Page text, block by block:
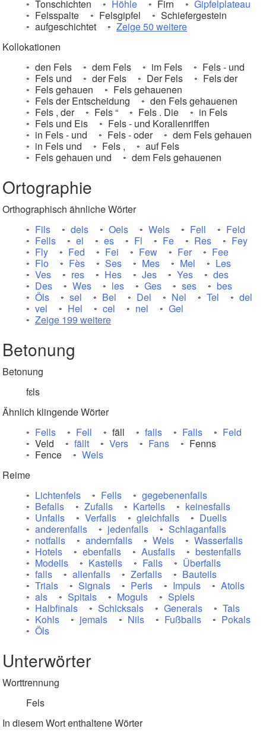
Tonschichten
Höhle Firn
Gipfelplateau
Felsspalte
Felsgipfel
Schiefergestein
aufgeschichtet
Zeige 50 weitere
Kollokationen
den Fels
dem Fels im Fels
Fels - und
Fels und
der Fels Der Fels
Fels der
Fels gehauen
Fels gehauenen
Fels der Entscheidung
den Fels gehauenen
Fels , der
Fels “ Fels . Die
in Fels
Fels und Eis
Fels - und Korallenriffen
in Fels - und
Fels - oder
dem Fels gehauen
in Fels und
Fels ,
auf Fels
Fels gehauen und
dem Fels gehauenen
Ortographie
Orthographisch ähnliche Wörter
Fils
dels Oels Wels Fell
Feld
Fells
el es Fl Fe Res
Fey
Fly
Fed Fei Few Fer
Fee
Flo
Fès Ses Mes Mel
Les
Ves
res Hes Jes Yes
des
Des
Wes les Ges ses
bes
Öls
sel Bel Del Nel Tel
del
vel
Hel cel nel
Gel
Zeige 199 weitere
Betonung
Betonung
fɛls
Ähnlich klingende Wörter
Fells
Fell fäll falls Falls
Feld
Veld
fällt Vers Fans
Fenns
Fence
Wels
Reime
Lichtenfels
Fells
gegebenenfalls
Befalls
Zufalls Kartells
keinesfalls
Unfalls
Verfalls gleichfalls
Duells
anderenfalls
jedenfalls
Schlaganfalls
notfalls
andernfalls Wels
Wasserfalls
Hotels
ebenfalls Ausfalls
bestenfalls
Modells
Kastells Falls
Überfalls
falls
allenfalls Zerfalls
Bauteils
Trials
Signals Perls Impuls
Atolls
als
Spitals Moguls
Spiels
Halbfinals
Schicksals Generals
Tals
Kohls
jemals Nils Fußballs
Pokals
Öls
Unterwörter
Worttrennung
Fels
In diesem Wort enthaltene Wörter